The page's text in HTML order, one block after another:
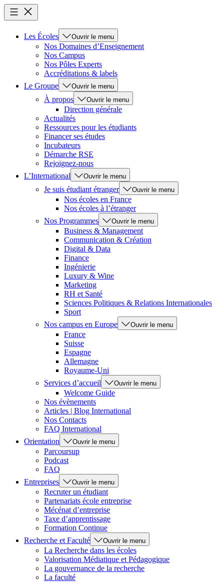
Les Écoles Ouvrir le menu
Nos Domaines d’Enseignement
Nos Campus
Nos Pôles Experts
Accréditations & labels
Le Groupe
Ouvrir le menu
À propos Ouvrir le menu
Direction générale
Actualités
Ressources pour les étudiants
Financer ses études
Incubateurs
Démarche RSE
Rejoignez-nous
L’International
Ouvrir le menu
Je suis étudiant étranger Ouvrir le menu
Nos écoles en France
Nos écoles à l’étranger
Nos Programmes
Ouvrir le menu
Business & Management
Communication & Création
Digital & Data
Finance
Ingénierie
Luxury & Wine
Marketing
RH et Santé
Sciences Politiques & Relations Internationales
Sport
Nos campus en Europe
Ouvrir le menu
France
Suisse
Espagne
Allemagne
Royaume-Uni
Services d’accueil
Ouvrir le menu
Welcome Guide
Nos évènements
Articles | Blog International
Nos Contacts
FAQ International
Orientation
Ouvrir le menu
Parcoursup
Podcast
FAQ
Entreprises
Ouvrir le menu
Recruter un étudiant
Partenariats école entreprise
Mécénat d’entreprise
Taxe d’apprentissage
Formation Continue
Recherche et Faculté
Ouvrir le menu
La Recherche dans les écoles
Valorisation Médiatique et Pédagogique
La gouvernance de la recherche
La faculté